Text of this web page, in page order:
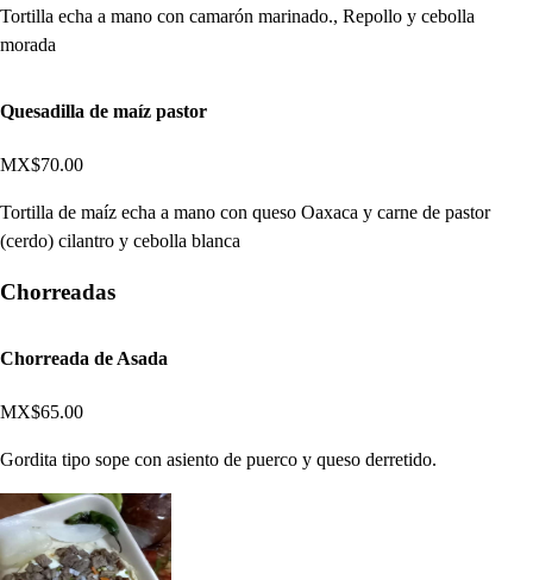
Tortilla echa a mano con camarón marinado., Repollo y cebolla
morada
Quesadilla de maíz pastor
MX$70.00
Tortilla de maíz echa a mano con queso Oaxaca y carne de pastor
(cerdo) cilantro y cebolla blanca
Chorreadas
Chorreada de Asada
MX$65.00
Gordita tipo sope con asiento de puerco y queso derretido.